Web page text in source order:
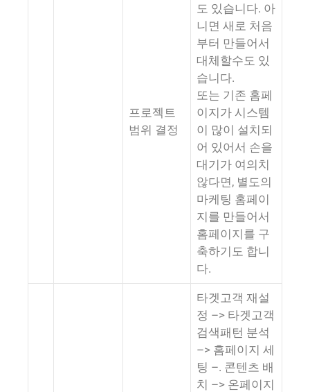
프로젝트
범위 결정
도 있습니다. 아
니면 새로 처음
부터 만들어서
대체할수도 있
습니다.
또는 기존 홈페
이지가 시스템
이 많이 설치되
어 있어서 손을
대기가 여의치
않다면, 별도의
마케팅 홈페이
지를 만들어서
홈페이지를 구
축하기도 합니
다.
타겟고객 재설
정 –> 타겟고객
검색패턴 분석
–> 홈페이지 세
팅 –. 콘텐츠 배
치 –> 온페이지